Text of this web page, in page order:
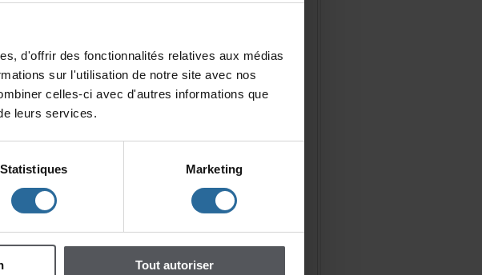
ciavecd'autresinformationsque
Statistiques Marketing
Toutautoriser